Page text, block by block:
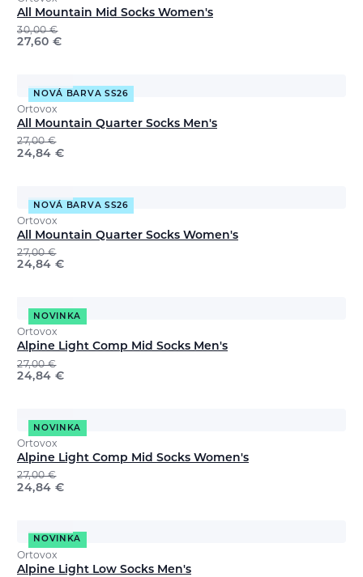
All Mountain Mid Socks Women's
30,00€
27,60 €
NOVÁ BARVA SS26
Ortovox
All Mountain Quarter Socks Men's
27,00€
24,84 €
NOVÁ BARVA SS26
Ortovox
All Mountain Quarter Socks Women's
27,00€
24,84 €
NOVINKA
Ortovox
Alpine Light Comp Mid Socks Men's
27,00€
24,84 €
NOVINKA
Ortovox
Alpine Light Comp Mid Socks Women's
27,00€
24,84 €
NOVINKA
Ortovox
Alpine Light Low Socks Men's